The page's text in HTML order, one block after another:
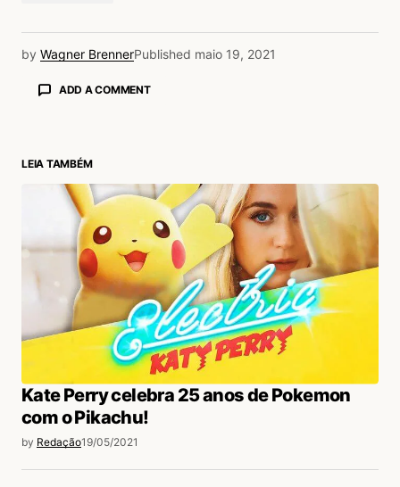
by Wagner BrennerPublished maio 19, 2021
ADD A COMMENT
LEIA TAMBÉM
Kate Perry celebra 25 anos de Pokemon
com o Pikachu!
by Redação19/05/2021